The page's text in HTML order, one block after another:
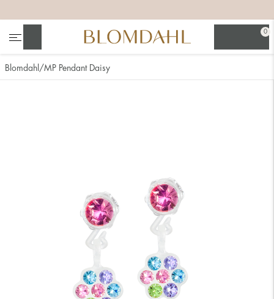
0
Blomdahl MP Pendant Daisy